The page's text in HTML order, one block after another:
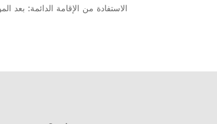
الاستفادة من الإقامة الدائمة: بعد